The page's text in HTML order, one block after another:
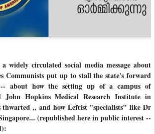
widely circulated social media message about
Communists put up to stall the state's forward
about how the setting up of a campus of
John Hopkins Medical Research Institute in
thwarted ,, and how Leftist "specialists" like Dr
(republished here in public interest --